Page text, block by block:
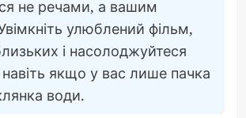
не речами, а вашим
улюблений фільм,
і насолоджуйтеся
якщо у вас лише пачка
води.